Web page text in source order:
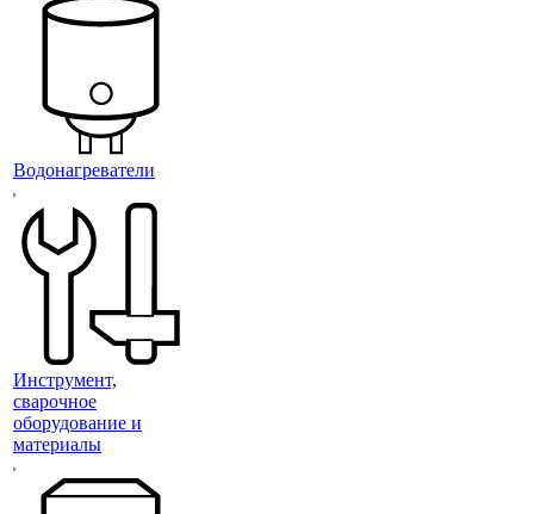
Водонагреватели
Инструмент,
сварочное
оборудование и
материалы